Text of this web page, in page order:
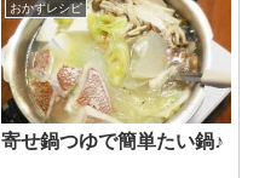
おかずレシピ
寄せ鍋つゆで簡単たい鍋♪